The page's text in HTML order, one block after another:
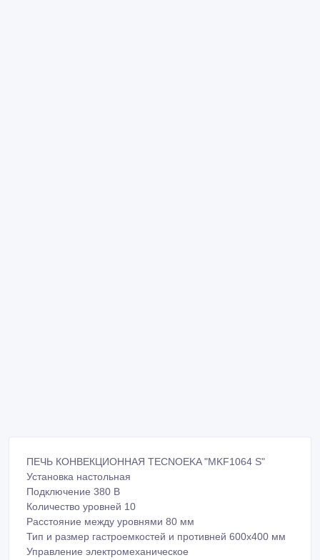
ПЕЧЬ КОНВЕКЦИОННАЯ TECNOEKA "MKF1064 S"
Установка настольная
Подключение 380 В
Количество уровней 10
Расстояние между уровнями 80 мм
Тип и размер гастроемкостей и противней 600х400 мм
Управление электромеханическое